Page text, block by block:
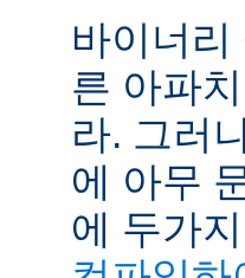
바이너
른 아파
라. 그러
에 아무
에 두가